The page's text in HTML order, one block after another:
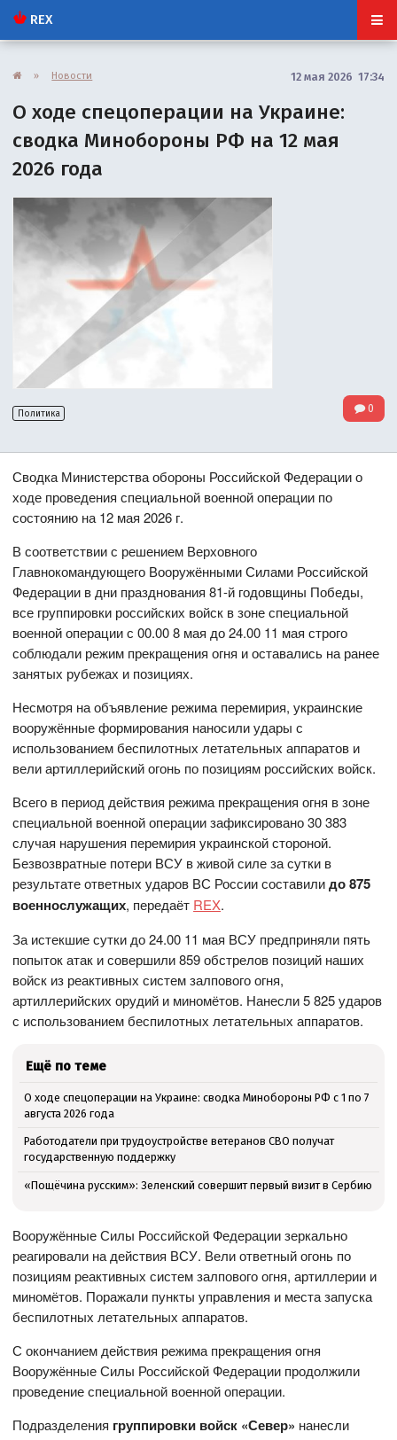
REX
» Новости 12 мая 2026 17:34
О ходе спецоперации на Украине:
сводка Минобороны РФ на 12 мая
2026 года
Политика 0
Сводка Министерства обороны Российской Федерации о
ходе проведения специальной военной операции по
состоянию на 12 мая 2026 г.
В соответствии с решением Верховного
Главнокомандующего Вооружёнными Силами Российской
Федерации в дни празднования 81-й годовщины Победы,
все группировки российских войск в зоне специальной
военной операции с 00.00 8 мая до 24.00 11 мая строго
соблюдали режим прекращения огня и оставались на ранее
занятых рубежах и позициях.
Несмотря на объявление режима перемирия, украинские
вооружённые формирования наносили удары с
использованием беспилотных летательных аппаратов и
вели артиллерийский огонь по позициям российских войск.
Всего в период действия режима прекращения огня в зоне
специальной военной операции зафиксировано 30 383
случая нарушения перемирия украинской стороной.
Безвозвратные потери ВСУ в живой силе за сутки в
результате ответных ударов ВС России составилидо 875
военнослужащих, передаёт REX.
За истекшие сутки до 24.00 11 мая ВСУ предприняли пять
попыток атак и совершили 859 обстрелов позиций наших
войск из реактивных систем залпового огня,
артиллерийских орудий и миномётов. Нанесли 5 825 ударов
с использованием беспилотных летательных аппаратов.
Ещё по теме
О ходе спецоперации на Украине: сводка Минобороны РФ с 1 по 7
августа 2026 года
Работодатели при трудоустройстве ветеранов СВО получат
государственную поддержку
«Пощёчина русским»: Зеленский совершит первый визит в Сербию
Вооружённые Силы Российской Федерации зеркально
реагировали на действия ВСУ. Вели ответный огонь по
позициям реактивных систем залпового огня, артиллерии и
миномётов. Поражали пункты управления и места запуска
беспилотных летательных аппаратов.
С окончанием действия режима прекращения огня
Вооружённые Силы Российской Федерации продолжили
проведение специальной военной операции.
Подразделения группировки войск «Север» нанесли